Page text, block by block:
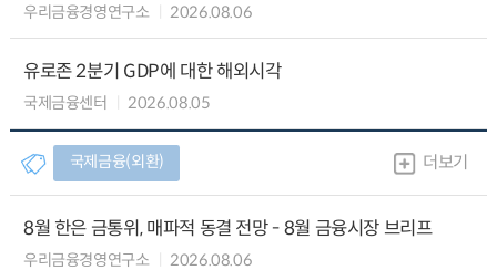
우리금융경영연구소 2026.08.06
유로존 2분기 GDP에 대한 해외시각
국제금융센터 2026.08.05
국제금융(외환) 더보기
8월 한은 금통위, 매파적 동결 전망 - 8월 금융시장 브리프
우리금융경영연구소 2026.08.06